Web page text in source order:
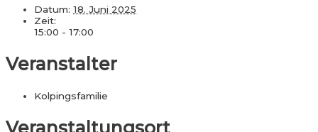
Datum: 18. Juni 2025
Zeit:
15:00 - 17:00
Veranstalter
Kolpingsfamilie
Veranstaltungsort